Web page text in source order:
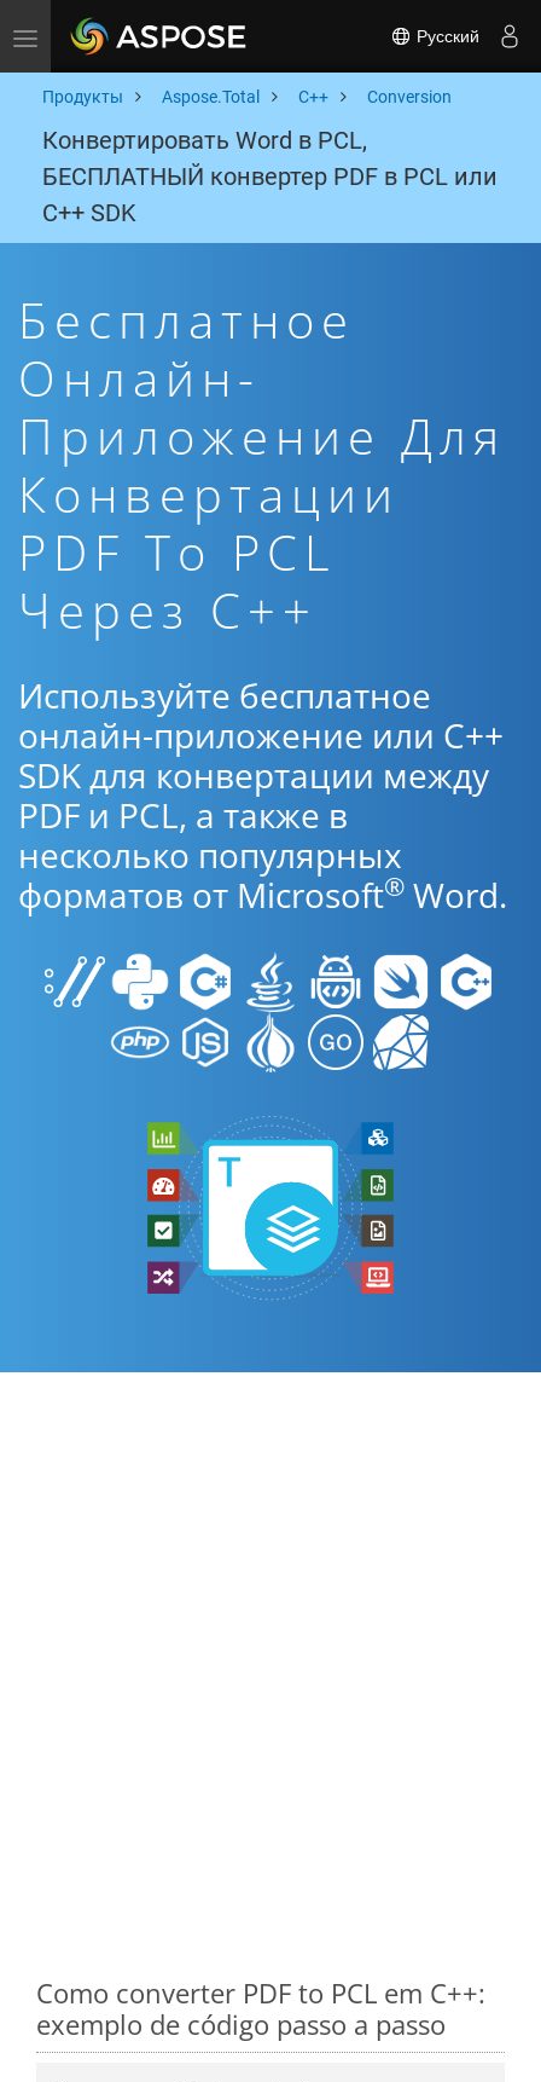
Toggle navigation Русский
Продукты Aspose.Total C++ Conversion
Конвертировать Word в PCL,
БЕСПЛАТНЫЙ конвертер PDF в PCL или
C++ SDK
Бесплатное
Онлайн-
Приложение Для
Конвертации
PDF To PCL
Через C++
Используйте бесплатное
онлайн-приложение или C++
SDK для конвертации между
PDF и PCL, а также в
несколько популярных
форматов от Microsoft® Word.
Como converter PDF to PCL em C++:
exemplo de código passo a passo